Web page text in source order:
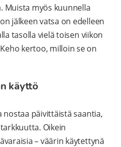
Muista myös kuunnella
jälkeen vatsa on edelleen
tasolla vielä toisen viikon
kertoo, milloin se on
käyttö
nostaa päivittäistä saantia,
Oikein
– väärin käytettynä